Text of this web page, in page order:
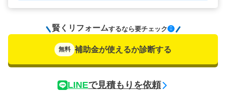
賢くリフォームするなら要チェック
無料 補助金が使えるか診断する
LINEで見積もりを依頼